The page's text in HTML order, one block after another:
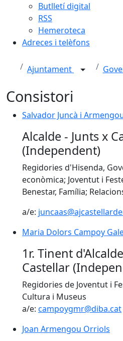
Butlletí digital
RSS
Hemeroteca
Adreces i telèfons
Ajuntament
Consistori
Salvador Juncà i
Alcalde - Junts x
(Independent)
Regidories d'Hisenda,
econòmica; Joventut i
Benestar, Família;
a/e:
Maria Dolors Campoy
1r. Tinent
Castellar
Regidories de Joventut i
Cultura i Museus
a/e: campoygmr@diba.cat
Joan Armengou Orriols